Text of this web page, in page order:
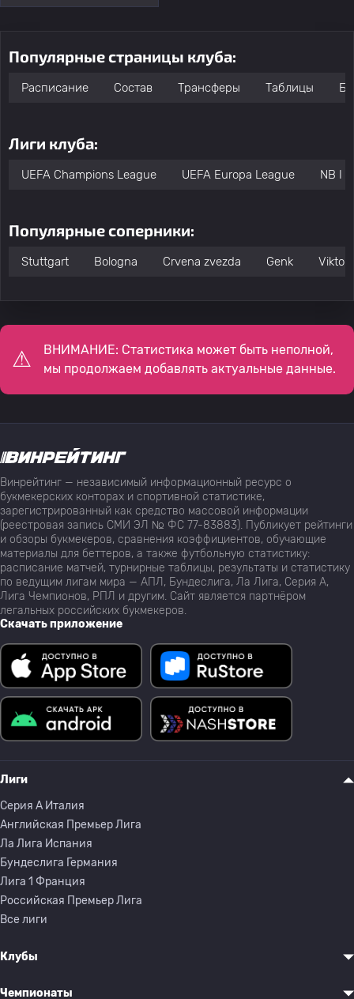
Популярные страницы клуба:
Расписание Состав Трансферы Таблицы
Лиги клуба:
UEFA Champions League UEFA Europa League NB I
Популярные соперники:
Stuttgart Bologna Crvena zvezda Genk
ВНИМАНИЕ: Статистика может быть неполной,
мы продолжаем добавлять актуальные данные.
Винрейтинг — независимый информационный ресурс о
букмекерских конторах и спортивной статистике,
зарегистрированный как средство массовой информации
(реестровая запись СМИ ЭЛ № ФС 77-83883). Публикует рейтинги
и обзоры букмекеров, сравнения коэффициентов, обучающие
материалы для беттеров, а также футбольную статистику:
расписание матчей, турнирные таблицы, результаты и статистику
по ведущим лигам мира — АПЛ, Бундеслига, Ла Лига, Серия А,
Лига Чемпионов, РПЛ и другим. Сайт является партнёром
легальных российских букмекеров.
Скачать приложение
Лиги
Серия A Италия
Английская Премьер Лига
Ла Лига Испания
Бундеслига Германия
Лига 1 Франция
Российская Премьер Лига
Все лиги
Клубы
Чемпионаты